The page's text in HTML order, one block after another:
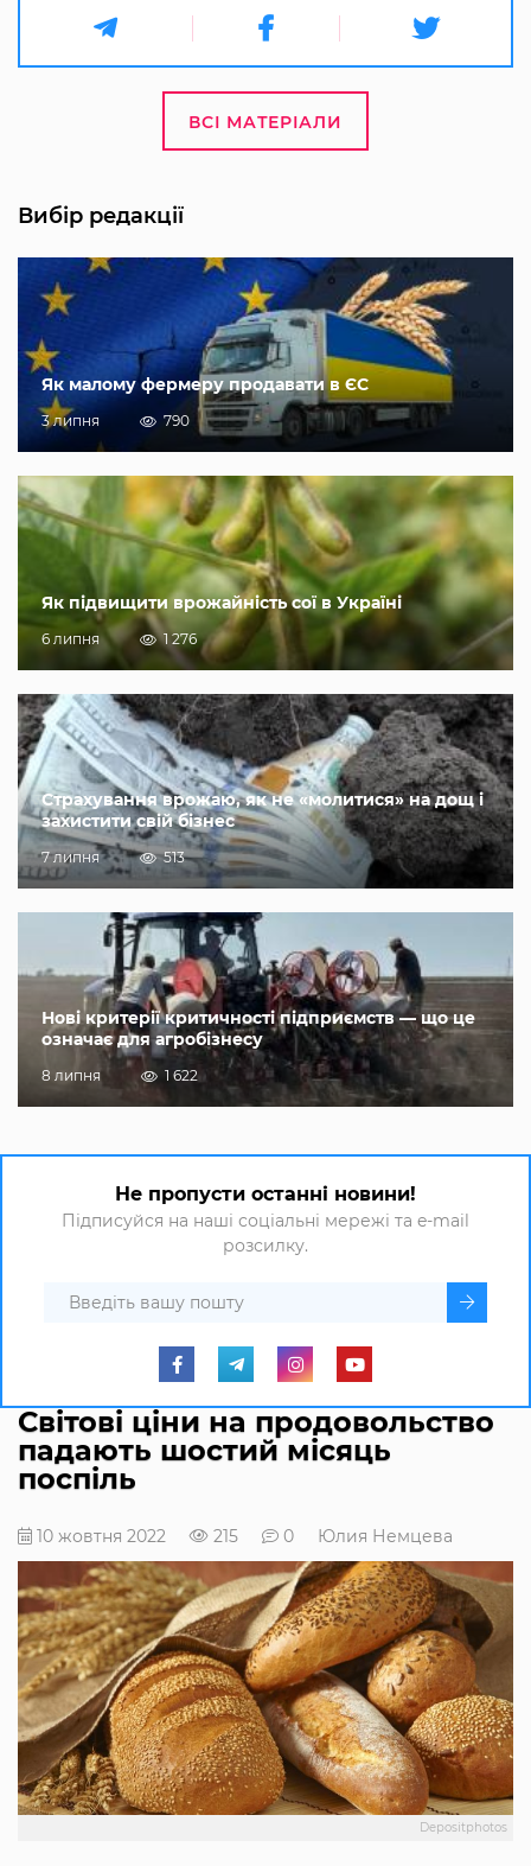
ВСІ МАТЕРІАЛИ
Вибір редакції
Як малому фермеру продавати в ЄС
3 липня 790
Як підвищити врожайність сої в Україні
6 липня 1 276
Страхування врожаю, як не «молитися» на дощ і
захистити свій бізнес
7 липня 513
Нові критерії критичності підприємств — що це
означає для агробізнесу
8 липня 1 622
Не пропусти останні новини!
Підписуйся на наші соціальні мережі та e-mail
розсилку.
Світові ціни на продовольство
падають шостий місяць
поспіль
10 жовтня 2022 215 0 Юлия Немцева
Depositphotos